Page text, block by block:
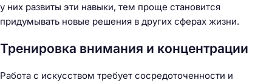
у них развиты эти навыки, тем проще становится
придумывать новые решения в других сферах жизни.
Тренировка внимания и концентрации
Работа с искусством требует сосредоточенности и